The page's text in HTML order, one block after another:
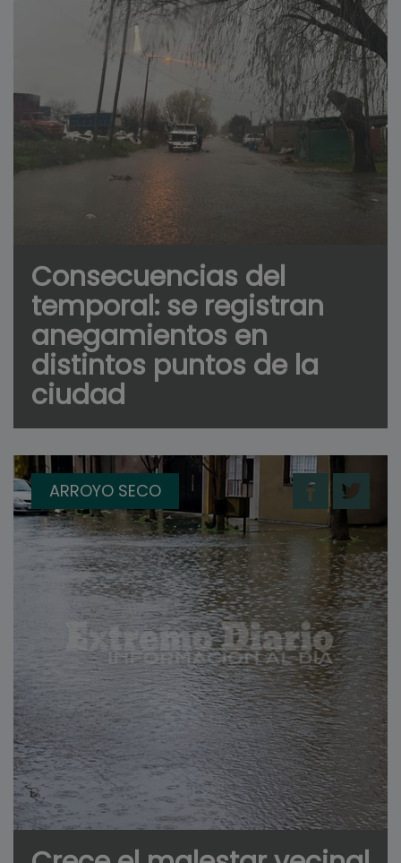
Consecuencias del
temporal: se registran
anegamientos en
distintos puntos de la
ciudad
ARROYO SECO